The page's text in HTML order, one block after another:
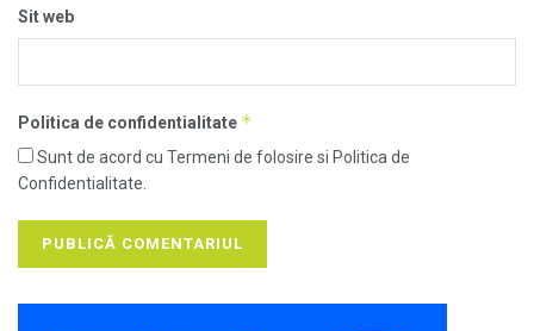
Sit web
Politica de confidentialitate *
Sunt de acord cu Termeni de folosire si Politica de
Confidentialitate.